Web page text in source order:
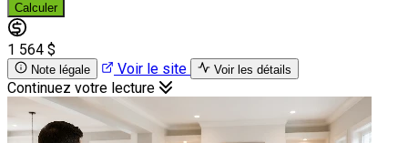
Calculer
1 564 $
Note légale Voir le site Voir les détails
Continuez votre lecture